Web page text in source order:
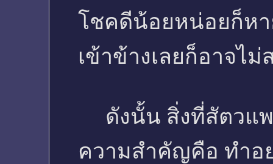
โชคดีน้อยหน่อยก็ห
เข้าข้างเลยก็อาจไ
ดังนั้น สิ่งที่สัตวแพ
ความสำคัญคือ ทำอ